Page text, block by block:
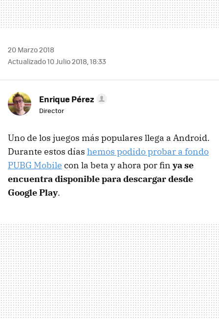
20 Marzo 2018
Actualizado 10 Julio 2018, 18:33
Enrique Pérez
Director
Uno de los juegos más populares llega a Android.
Durante estos días hemos podido probar a fondo
PUBG Mobile con la beta y ahora por fin ya se
encuentra disponible para descargar desde
Google Play.